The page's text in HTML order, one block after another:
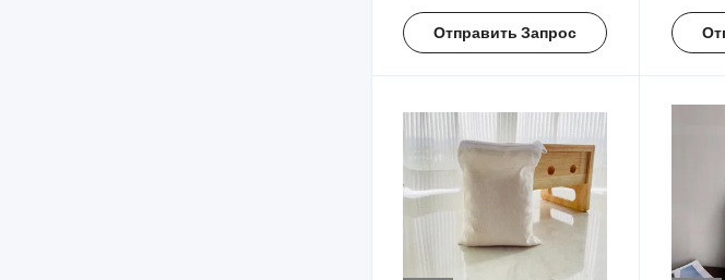
молниейОтправить Запрос